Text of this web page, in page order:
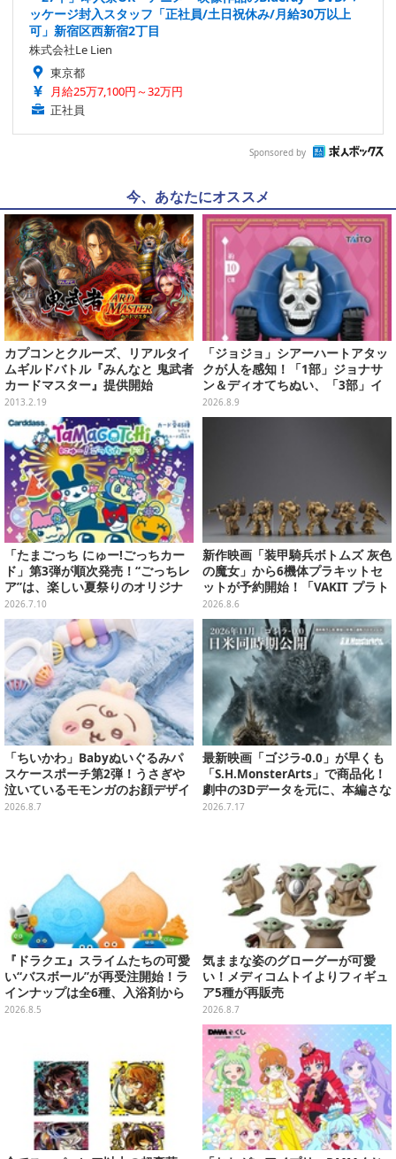
ッケージ封入スタッフ「正社員/土日祝休み/月給30万以上
可」新宿区西新宿2丁目
株式会社Le Lien
東京都
月給25万7,100円～32万円
正社員
Sponsored by
今、あなたにオススメ
カプコンとクルーズ、リアルタイ
ムギルドバトル『みんなと 鬼武者
カードマスター』提供開始
2013.2.19
「ジョジョ」シアーハートアタッ
クが人を感知！「1部」ジョナサ
ン＆ディオてちぬい、「3部」イ
ギー＆クリームのなりきり帽子な
どもプライズ展開
2026.8.9
「たまごっち にゅー!ごっちカー
ド」第3弾が順次発売！“ごっちレ
ア”は、楽しい夏祭りのオリジナ
ルアートに
2026.7.10
新作映画「装甲騎兵ボトムズ 灰色
の魔女」から6機体プラキットセ
ットが予約開始！「VAKIT プラト
ーン」第1弾、各部関節可動仕様
2026.8.6
「ちいかわ」Babyぬいぐるみパ
スケースポーチ第2弾！うさぎや
泣いているモモンガのお顔デザイ
ン全4種が8月下旬プライズ展開
2026.8.7
最新映画「ゴジラ-0.0」が早くも
「S.H.MonsterArts」で商品化！
劇中の3Dデータを元に、本編さな
がらの姿を再現
2026.7.17
『ドラクエ』スライムたちの可愛
い“バスボール”が再受注開始！ラ
インナップは全6種、入浴剤から
モンスターのフィギュアが出てく
2026.8.5
気ままな姿のグローグーが可愛
い！メディコムトイよりフィギュ
ア5種が再販売
2026.8.7